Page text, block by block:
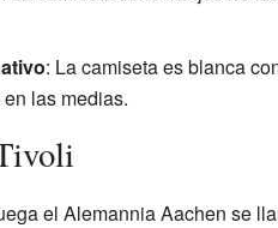
: La camiseta es blanca
las medias.
el Alemannia Aachen se